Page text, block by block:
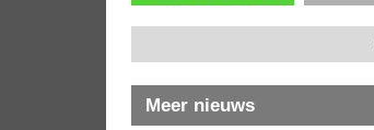
Meer nieuws